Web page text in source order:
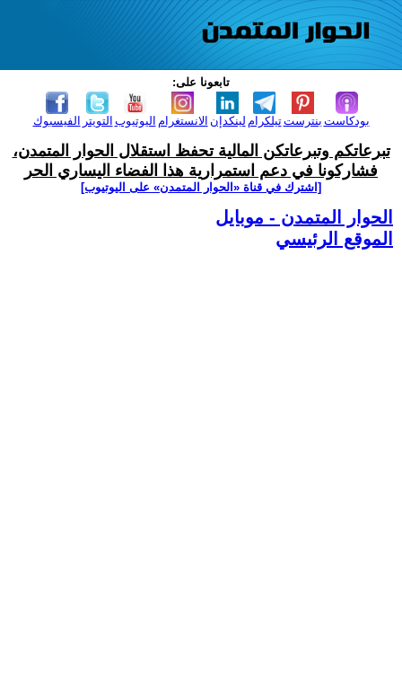
تابعونا على:
الفيسبوك التويتر اليوتيوب الانستغرام لينكدإن تيلكرامبنترست بودكاست
تبرعاتكم وتبرعاتكن المالية تحفظ استقلال الحوار المتمدن،
فشاركونا في دعم استمرارية هذا الفضاء اليساري الحر
[اشترك في قناة ‫«الحوار المتمدن» على اليوتيوب]
الحوار المتمدن - موبايل
الموقع الرئيسي